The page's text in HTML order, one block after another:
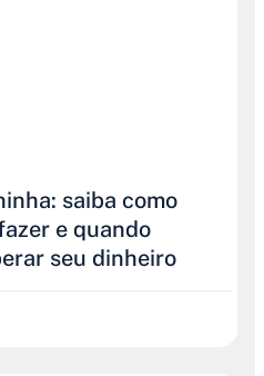
saiba como
e quando
seu dinheiro